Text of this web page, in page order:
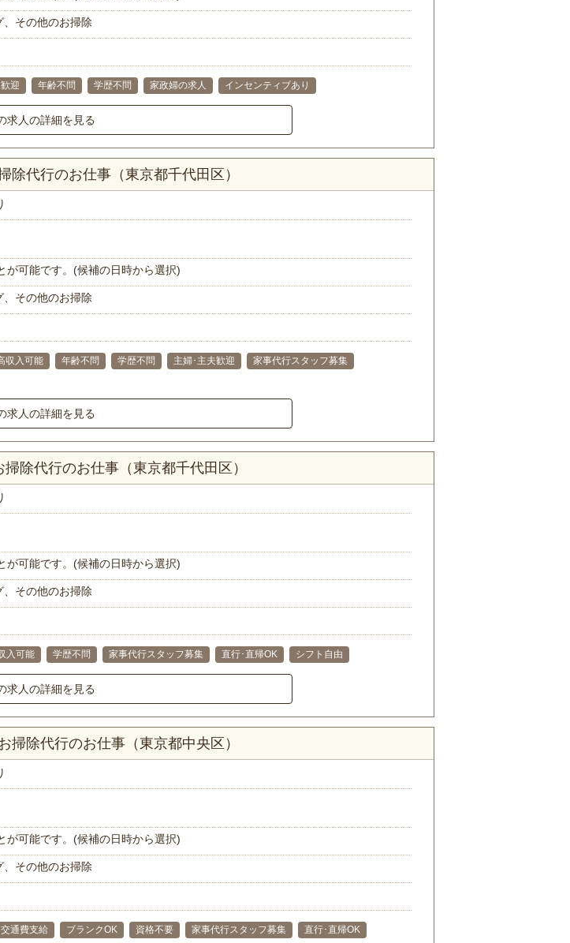
その他のお掃除
迎 年齢不問 学歴不問 家政婦の求人 インセンティブあり
求人の詳細を見る
代行のお仕事（東京都千代田区）
が可能です。(候補の日時から選択)
その他のお掃除
収入可能 年齢不問 学歴不問 主婦･主夫歓迎
家事代行スタッフ募集
求人の詳細を見る
除代行のお仕事（東京都千代田区）
が可能です。(候補の日時から選択)
その他のお掃除
入可能 学歴不問 家事代行スタッフ募集 直行･直帰OK シフト自由
求人の詳細を見る
除代行のお仕事（東京都中央区）
が可能です。(候補の日時から選択)
その他のお掃除
交通費支給 ブランクOK 資格不要 家事代行スタッフ募集 直行･直帰OK